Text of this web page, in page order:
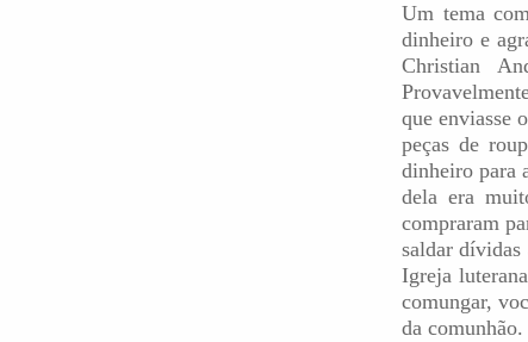
Um tema
dinheiro e
Christian
que enviasse
peças de
dinheiro para
dela era
compraram
saldar dívidas
Igreja
comungar,
da comunhão.